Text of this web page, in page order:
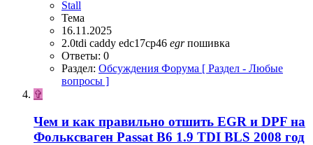
Stall
Тема
16.11.2025
2.0tdi caddy edc17cp46 egr пошивка
Ответы: 0
Раздел: Обсуждения Форума [ Раздел - Любые
вопросы ]
✞
Чем и как правильно отшить EGR и DPF на
Фольксваген Passat B6 1.9 TDI BLS 2008 год